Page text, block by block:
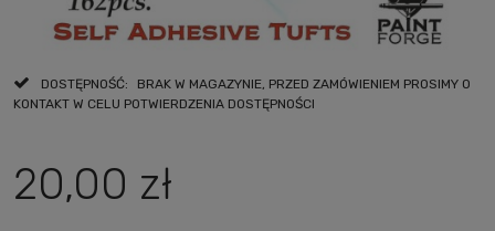
DOSTĘPNOŚĆ:
BRAK W MAGAZYNIE, PRZED ZAMÓWIENIEM PROSIMY O
KONTAKT W CELU POTWIERDZENIA DOSTĘPNOŚCI
20,00 zł